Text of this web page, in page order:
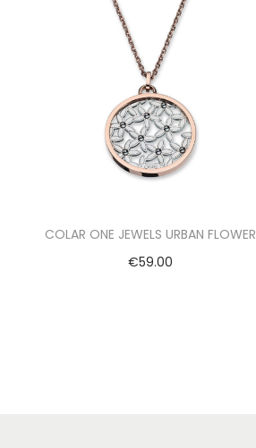
COLAR ONE JEWELS URBAN FLOWER
€59.00